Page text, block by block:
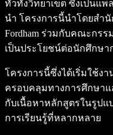
ทั่วทั้งวิทยาเขต ซึ่งเป็นแ
นำ โครงการนี้นำโดยสำ
Fordham ร่วมกับคณะกรร
เป็นประโยชน์ต่อนักศึกษา
โครงการนี้ซึ่งได้เริ่มใช้ง
ครอบคลุมทางการศึกษา
กับเนื้อหาหลักสูตรในรูปแ
การเรียนรู้ที่หลากหลาย